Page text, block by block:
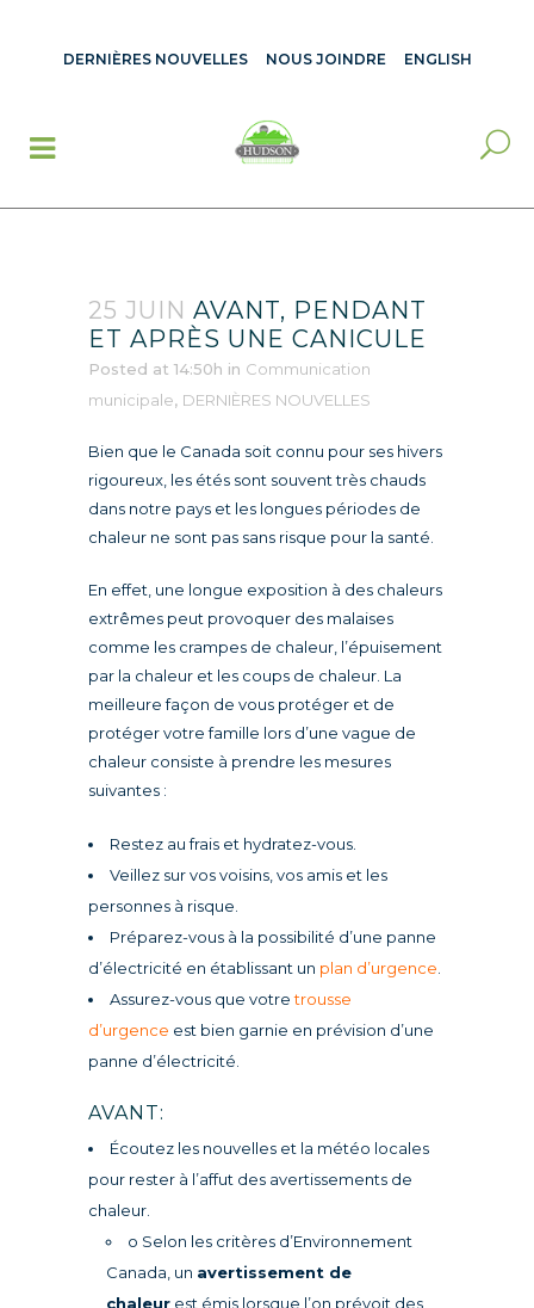
DERNIÈRES NOUVELLES NOUS JOINDRE ENGLISH
25 JUIN AVANT, PENDANT
ET APRÈS UNE CANICULE
Posted at 14:50h in Communication
municipale, DERNIÈRES NOUVELLES
Bien que le Canada soit connu pour ses hivers
rigoureux, les étés sont souvent très chauds
dans notre pays et les longues périodes de
chaleur ne sont pas sans risque pour la santé.
En effet, une longue exposition à des chaleurs
extrêmes peut provoquer des malaises
comme les crampes de chaleur, l’épuisement
par la chaleur et les coups de chaleur. La
meilleure façon de vous protéger et de
protéger votre famille lors d’une vague de
chaleur consiste à prendre les mesures
suivantes :
Restez au frais et hydratez-vous.
Veillez sur vos voisins, vos amis et les
personnes à risque.
Préparez-vous à la possibilité d’une panne
d’électricité en établissant un plan d’urgence
Assurez-vous que votretrousse
d’urgence est bien garnie en prévision d’une
panne d’électricité.
AVANT:
Écoutez les nouvelles et la météo locales
pour rester à l’affut des avertissements de
chaleur.
o Selon les critères d’Environnement
Canada, un avertissement de
chaleur est émis lorsque l’on prévoit des